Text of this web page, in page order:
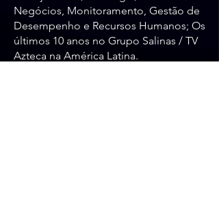
Negócios, Monitoramento, Gestão de
Desempenho e Recursos Humanos; Os
últimos 10 anos no Grupo Salinas / TV
Azteca na América Latina.